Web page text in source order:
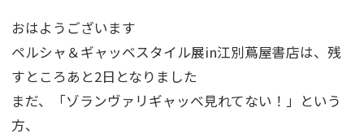
おはようございます
ペルシャ＆ギャッベスタイル展in江別蔦屋書店は、残
すところあと2日となりました
まだ、「ゾランヴァリギャッベ見れてない！」という
方、